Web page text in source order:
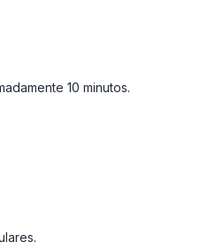
10 minutos.